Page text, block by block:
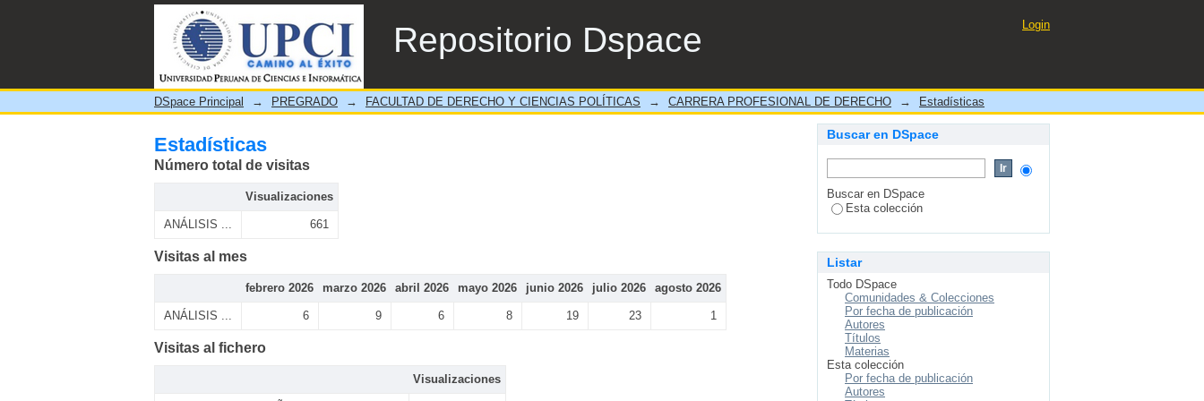
Repositorio Dspace
Estadísticas
Login
DSpace Principal → PREGRADO → FACULTAD DE DERECHO Y CIENCIAS POLÍTICAS → CARRERA PROFESIONAL DE DERECHO → Estadísticas
Estadísticas
Número total de visitas
Visualizaciones
ANÁLISIS ... 661
Visitas al mes
febrero 2026 marzo 2026 abril 2026 mayo 2026 junio 2026 julio 2026 agosto 2026
ANÁLISIS ... 6 9 6 8 19 23 1
Visitas al fichero
Visualizaciones
Buscar en DSpace
Buscar en DSpace
Esta colección
Listar
Todo DSpace
Comunidades & Colecciones
Por fecha de publicación
Autores
Títulos
Materias
Esta colección
Por fecha de publicación
Autores